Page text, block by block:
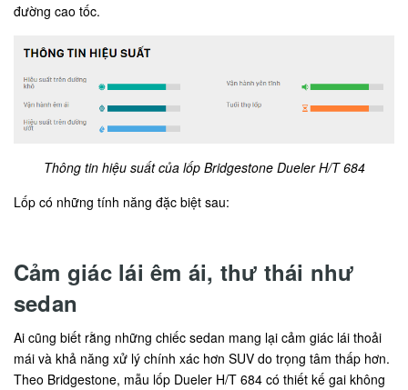
đường cao tốc.
Thông tin hiệu suất của lốp Bridgestone Dueler H/T 684
Lốp có những tính năng đặc biệt sau:
Cảm giác lái êm ái, thư thái như
sedan
Ai cũng biết rằng những chiếc sedan mang lại cảm giác lái thoải
mái và khả năng xử lý chính xác hơn SUV do trọng tâm thấp hơn.
Theo Bridgestone, mẫu lốp Dueler H/T 684 có thiết kế gai không